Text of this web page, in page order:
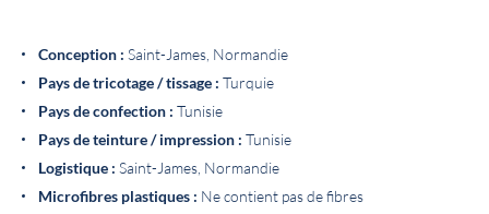
Conception : Saint-James, Normandie
Pays de tricotage / tissage : Turquie
Pays de confection : Tunisie
Pays de teinture / impression : Tunisie
Logistique : Saint-James, Normandie
Microfibres plastiques : Ne contient pas de fibres